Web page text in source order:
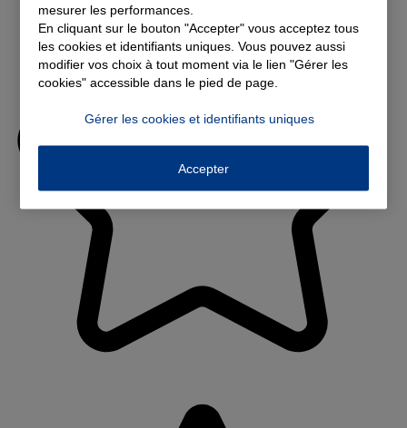
mesurer les performances.
En cliquant sur le bouton "Accepter" vous acceptez tous
les cookies et identifiants uniques. Vous pouvez aussi
modifier vos choix à tout moment via le lien "Gérer les
cookies" accessible dans le pied de page.
Gérer les cookies et identifiants uniques
Accepter